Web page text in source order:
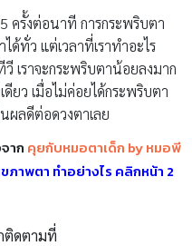
ครั้งต่อนาที การกระพริบตา
ทั่ว แต่เวลาที่เราทำอะไร
เราจะกระพริบตาน้อยลงมาก
ยว เมื่อไม่ค่อยได้กระพริบตา
ผลดีต่อดวงตาเลย
าก คุยกับหมอตาเด็ก by หมอพี
าพตา ทำอย่างไร คลิกหน้า 2
ติดตามที่